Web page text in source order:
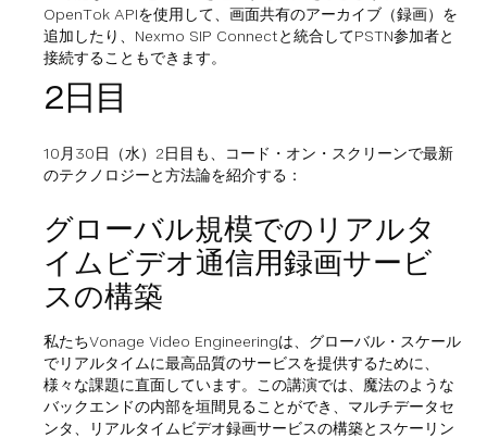
OpenTok APIを使用して、画面共有のアーカイブ（録画）を
追加したり、Nexmo SIP Connectと統合してPSTN参加者と
接続することもできます。
2日目
10月30日（水）2日目も、コード・オン・スクリーンで最新
のテクノロジーと方法論を紹介する：
グローバル規模でのリアルタ
イムビデオ通信用録画サービ
スの構築
私たちVonage Video Engineeringは、グローバル・スケール
でリアルタイムに最高品質のサービスを提供するために、
様々な課題に直面しています。この講演では、魔法のような
バックエンドの内部を垣間見ることができ、マルチデータセ
ンタ、リアルタイムビデオ録画サービスの構築とスケーリン